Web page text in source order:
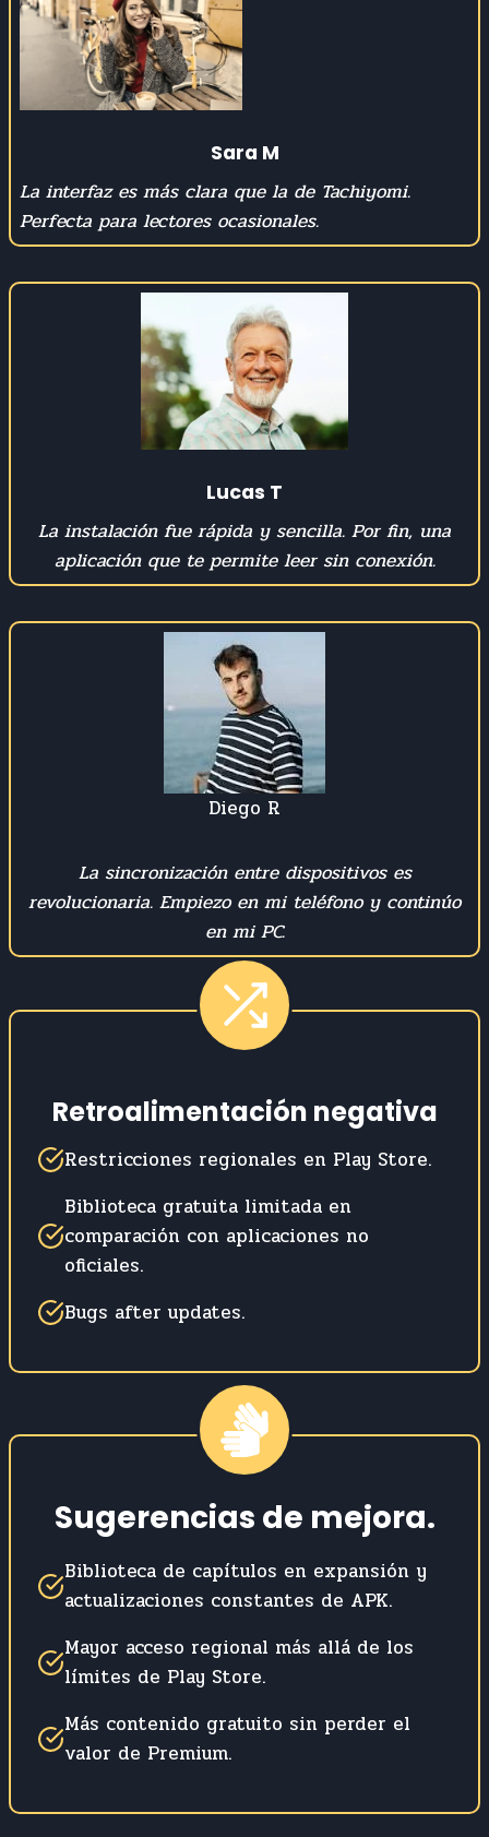
Sara M
La interfaz es más clara que la de Tachiyomi.
Perfecta para lectores ocasionales.
Lucas T
La instalación fue rápida y sencilla. Por fin, una
aplicación que te permite leer sin conexión.
Diego R
La sincronización entre dispositivos es
revolucionaria. Empiezo en mi teléfono y continúo
en mi PC.
Retroalimentación negativa
Restricciones regionales en Play Store.
Biblioteca gratuita limitada en
comparación con aplicaciones no
oficiales.
Bugs after updates.
Sugerencias de mejora.
Biblioteca de capítulos en expansión y
actualizaciones constantes de APK.
Mayor acceso regional más allá de los
límites de Play Store.
Más contenido gratuito sin perder el
valor de Premium.